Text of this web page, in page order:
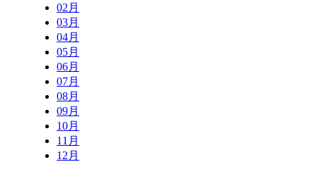
02月
03月
04月
05月
06月
07月
08月
09月
10月
11月
12月